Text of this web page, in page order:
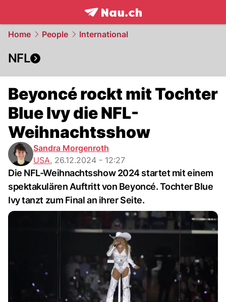
frontpage.NAU.ch
Home People International
NFL
Beyoncé rockt mit Tochter
Blue Ivy die NFL-
Weihnachtsshow
Sandra Morgenroth
USA, 26.12.2024 - 12:27
Die NFL-Weihnachtsshow 2024 startet mit einem
spektakulären Auftritt von Beyoncé. Tochter Blue
Ivy tanzt zum Final an ihrer Seite.